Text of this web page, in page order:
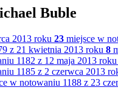
Buble
2013 roku 23 miejsce w
z 21 kwietnia 2013 roku 8
1182 z 12 maja 2013 roku
1185 z 2 czerwca 2013
w notowaniu 1188 z 23